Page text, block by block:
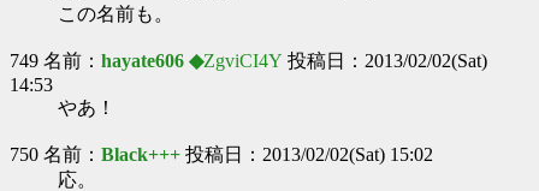
この名前も。
749 名前： hayate606 ◆ZgviCI4Y 投稿日：2013/02/02(Sat)
14:53
やあ！
750 名前： Black+++ 投稿日：2013/02/02(Sat) 15:02
応。